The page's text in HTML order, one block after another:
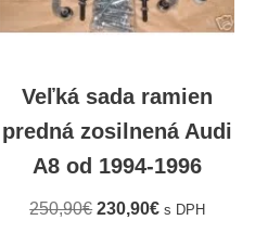
Veľká sada ramien
predná zosilnená Audi
A8 od 1994-1996
250,90€ 230,90€ s DPH